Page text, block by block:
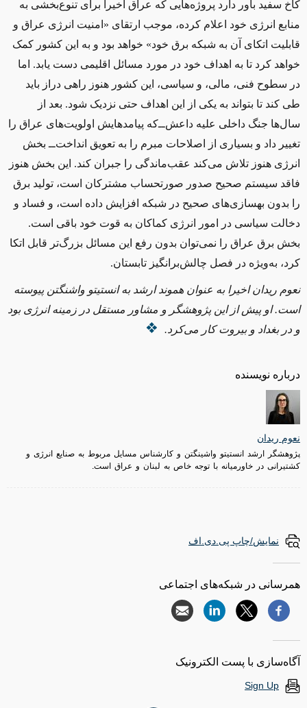
درباره نویسنده
نعوم ریدان
پژوهشگر ارشد انستیتو واشینگتن و کارشناس مسایل مربوط به صنایع انرژی و
کشتیرانی در خاورمیانه با توجه خاص به لبنان و عراق است.
کاخ سفید باور دارد پروژه‌هایی که عراق اخیرا برای تنوع‌بخشی به
منابع انرژی خود اعلام کرده، موجب ارتقای «امنیت انرژی عراق و
قابلیت اتکای آن به شبکه برق خود» خواهد بود و به این کشور کمک
خواهد کرد تا به اهداف خود در مورد مسائل اقلیمی دست یابد. اما
در سطوح فنی، مالی، و سیاسی، این کشور هنوز راهی دراز باید
طی کند تا بتواند به یکی از این اهداف حتی نزدیک شود. بعد از
سال‌ها جنگ داخلی علیه داعش‌ــ‌که پیامدهایش اولویت‌های عراق را
تغییر داد و بسیاری از اصلاحات مبرم را به تعویق انداخت‌ــ‌ بخش
انرژی هنوز تلاش می‌کند عقب‌ماندگی را جبران کند. این بخش هنوز
فاقد سیستم صحیح صدور صورتحساب مشترکان است، تولید برق
را بدون بهسازی‌های صحیح در شبکه افزایش داده است، و فساد و
دخالت سیاسی در امور انرژی کماکان به قوت خود باقی است.
بخش برق عراق را نمی‌توان بدون رفع این مسائل بزرگ‌تر قابل اتکا
کرد، به‌ویژه در فصل چالش‌برانگیز تابستان.
نعوم ریدان اخیرا به عنوان هموند ارشد به انستیتو واشنگتن پیوسته
است. او پیش از این پژوهشگر و مشاور مستقل در زمینه انرژی بود
و در بغداد و بیروت کار می‌کرد.
نمایش/چاپ پی.دی.اف
همرسانی در شبکه‌های اجتماعی
آگاه‌سازی با پست الکترونیک
Sign Up